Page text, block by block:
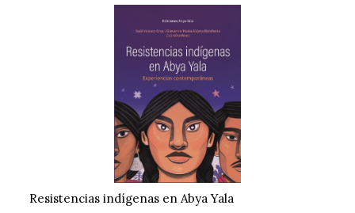
Resistencias indígenas en Abya Yala